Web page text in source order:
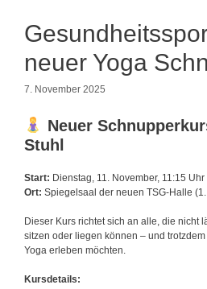
neuer Yoga
7. November 2025
Neuer
Stuhl
Start: Dienstag, 11. November, 11:15 Uhr
Ort: Spiegelsaal der neuen TSG-Halle (1.
Dieser Kurs richtet sich an alle, die nicht
sitzen oder liegen können – und
Yoga erleben möchten.
Kursdetails: